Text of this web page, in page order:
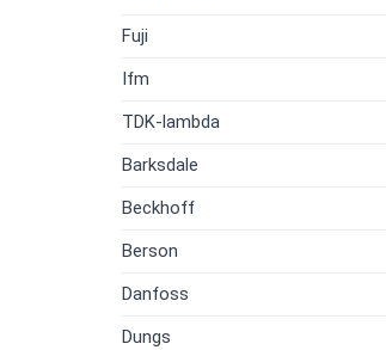
Fuji
Ifm
TDK-lambda
Barksdale
Beckhoff
Berson
Danfoss
Dungs